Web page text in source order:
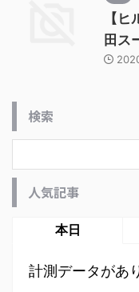
【
田ス
検索
人気記事
本日
計測データがあ